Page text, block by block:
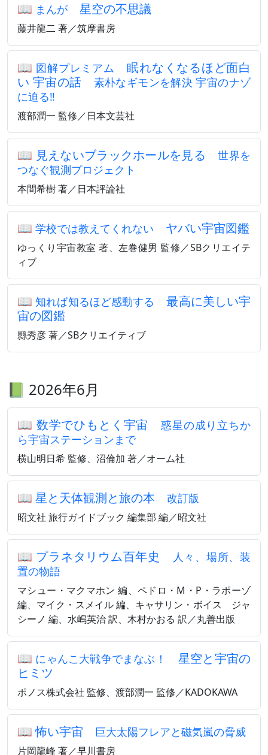
📖 まんが 星空の不思議
藤井龍二 著／筑摩書房
📖 図解プレミアム
眠れなくなるほど面白
い 宇宙の話 素朴なギモンを解決 宇宙のナゾ
に迫る‼
渡部潤一 監修／日本文芸社
📖 見えないブラックホールを見る世界を
つなぐ観測プロジェクト
本間希樹 著／日本評論社
📖 学校では教えてくれない ヤバい宇宙図鑑
ゆっくり宇宙教室 著、左巻健男 監修／SBクリエイテ
ィブ
📖知れば知るほど感動する
最高に美しい宇
宙の図鑑
縣秀彦 著／SBクリエイティブ
📗 2026年6月
📖 数学でひもとく宇宙惑星の成り立ちか
ら宇宙ステーションまで
横山明日希 監修、沼倫加 著／オーム社
📖 星と天体観測と旅の本 改訂版
昭文社 旅行ガイドブック 編集部 編／昭文社
📖 プラネタリウム百年史
人々、場所、装
置の物語
マシュー・マクマホン 編、ペドロ・M・P・ラポーゾ
編、マイク・スメイル 編、キャサリン・ボイス゠ジャ
シーノ 編、水嶋英治 訳、木村かおる 訳／丸善出版
📖 にゃんこ大戦争でまなぶ！
星空と宇宙の
ヒミツ
ポノス株式会社 監修、渡部潤一 監修／KADOKAWA
📖怖い宇宙 巨大太陽フレアと磁気嵐の脅威
片岡龍峰 著／早川書房